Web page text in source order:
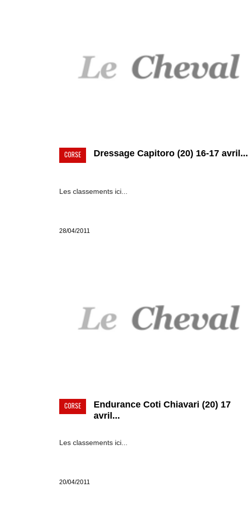
CORSE Dressage Capitoro (20) 16-17 avril...
Les classements ici...
28/04/2011
CORSE
Endurance Coti Chiavari (20) 17
avril...
Les classements ici...
20/04/2011